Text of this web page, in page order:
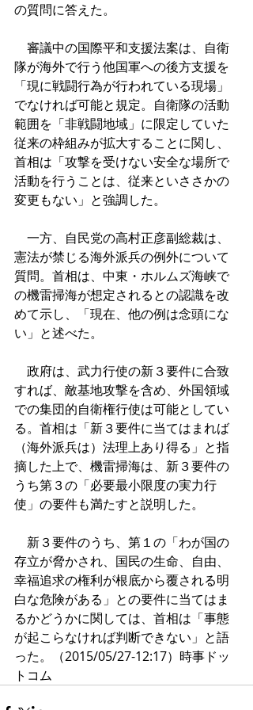
の質問に答えた。
審議中の国際平和支援法案は、自衛
隊が海外で行う他国軍への後方支援を
「現に戦闘行為が行われている現場」
でなければ可能と規定。自衛隊の活動
範囲を「非戦闘地域」に限定していた
従来の枠組みが拡大することに関し、
首相は「攻撃を受けない安全な場所で
活動を行うことは、従来といささかの
変更もない」と強調した。
一方、自民党の高村正彦副総裁は、
憲法が禁じる海外派兵の例外について
質問。首相は、中東・ホルムズ海峡で
の機雷掃海が想定されるとの認識を改
めて示し、「現在、他の例は念頭にな
い」と述べた。
政府は、武力行使の新３要件に合致
すれば、敵基地攻撃を含め、外国領域
での集団的自衛権行使は可能としてい
る。首相は「新３要件に当てはまれば
（海外派兵は）法理上あり得る」と指
摘した上で、機雷掃海は、新３要件の
うち第３の「必要最小限度の実力行
使」の要件も満たすと説明した。
新３要件のうち、第１の「わが国の
存立が脅かされ、国民の生命、自由、
幸福追求の権利が根底から覆される明
白な危険がある」との要件に当てはま
るかどうかに関しては、首相は「事態
が起こらなければ判断できない」と語
った。（2015/05/27-12:17）時事ドッ
トコム